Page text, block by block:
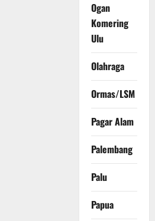
Ogan
Komering
Ulu
Olahraga
Ormas/LSM
Pagar Alam
Palembang
Palu
Papua